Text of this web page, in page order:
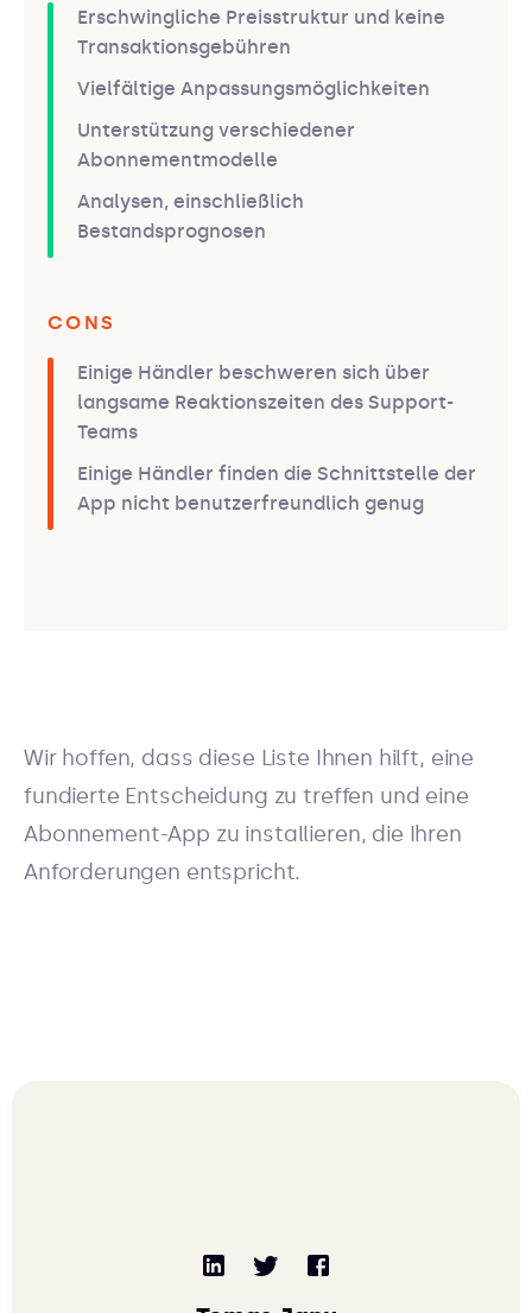
Erschwingliche Preisstruktur und keine
Transaktionsgebühren
Vielfältige Anpassungsmöglichkeiten
Unterstützung verschiedener
Abonnementmodelle
Analysen, einschließlich
Bestandsprognosen
CONS
Einige Händler beschweren sich über
langsame Reaktionszeiten des Support-
Teams
Einige Händler finden die Schnittstelle der
App nicht benutzerfreundlich genug
Wir hoffen, dass diese Liste Ihnen hilft, eine
fundierte Entscheidung zu treffen und eine
Abonnement-App zu installieren, die Ihren
Anforderungen entspricht.